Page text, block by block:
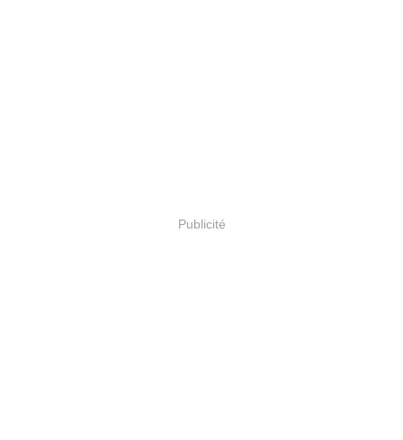
Publicité